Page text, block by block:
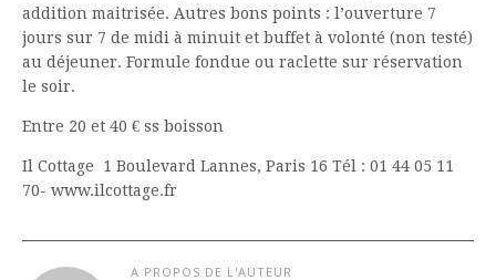
addition maitrisée. Autres bons points : l’ouverture 7
jours sur 7 de midi à minuit et buffet à volonté (non testé)
au déjeuner. Formule fondue ou raclette sur réservation
le soir.
Entre 20 et 40 € ss boisson
Il Cottage 1 Boulevard Lannes, Paris 16 Tél : 01 44 05 11
70- www.ilcottage.fr
A PROPOS DE L'AUTEUR